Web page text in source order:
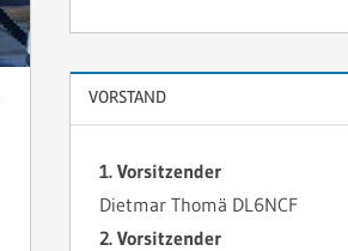
VORSTAND
1. Vorsitzender
Dietmar Thomä DL6NCF
2. Vorsitzender